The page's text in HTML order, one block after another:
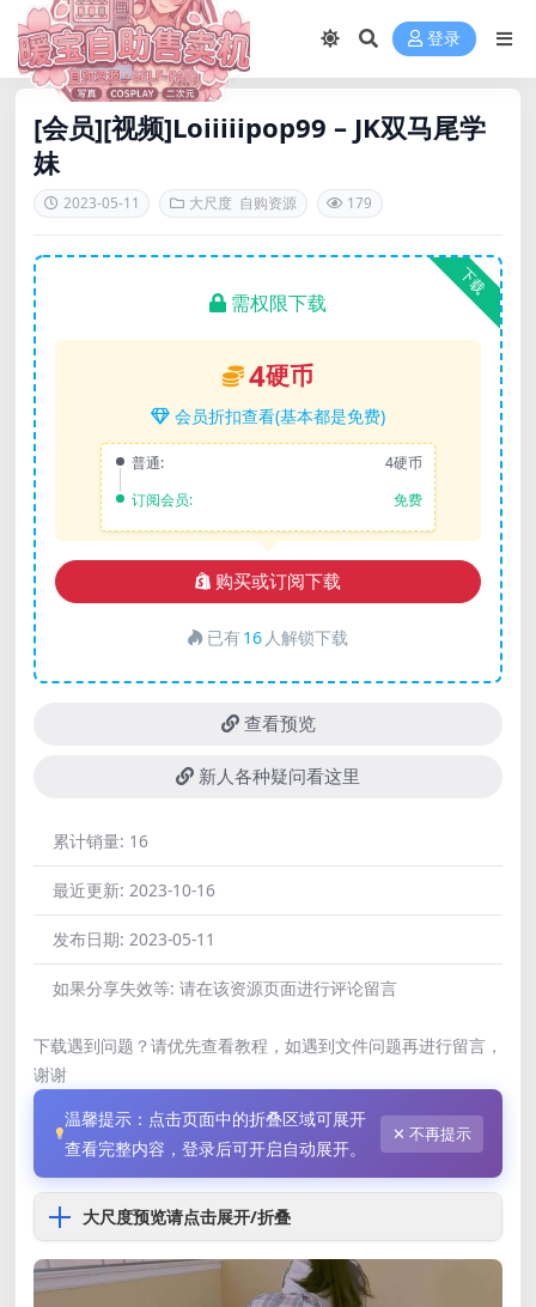
登录
[会员][视频]Loiiiiipop99 – JK双马尾学
妹
2023-05-11 大尺度 自购资源 179
下载
需权限下载
4硬币
会员折扣查看(基本都是免费)
普通:
4硬币
订阅会员:
免费
购买或订阅下载
已有16 人解锁下载
查看预览
新人各种疑问看这里
累计销量: 16
最近更新: 2023-10-16
发布日期: 2023-05-11
如果分享失效等: 请在该资源页面进行评论留言
下载遇到问题？请优先查看教程，如遇到文件问题再进行留言，
谢谢
温馨提示：点击页面中的折叠区域可展开
查看完整内容，登录后可开启自动展开。
✕ 不再提示
大尺度预览请点击展开/折叠